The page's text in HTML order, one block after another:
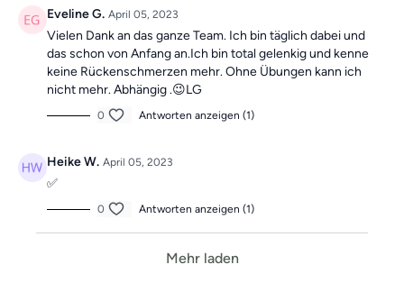
Eveline G. April 05, 2023
Vielen Dank an das ganze Team. Ich bin täglich dabei und
das schon von Anfang an.Ich bin total gelenkig und kenne
keine Rückenschmerzen mehr. Ohne Übungen kann ich
nicht mehr. Abhängig .😉LG
0 Antworten anzeigen (1)
Heike W. April 05, 2023
✅
0 Antworten anzeigen (1)
Mehr laden